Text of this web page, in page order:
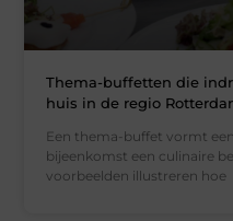
Thema-buffetten die
huis in de regio
Een thema-buffet vormt
bijeenkomst een culinaire
voorbeelden illustreren hoe